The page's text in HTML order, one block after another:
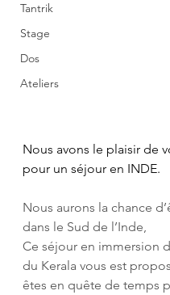
Tantrik
Stage
Dos
Ateliers
Nous avons le plaisir de
pour un séjour en INDE.
Nous aurons la chance
dans le Sud de l’Inde,
Ce séjour en immersion
du Kerala vous est
êtes en quête de temps